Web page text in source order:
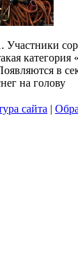
Участники
категория
в
на голову
сайта |